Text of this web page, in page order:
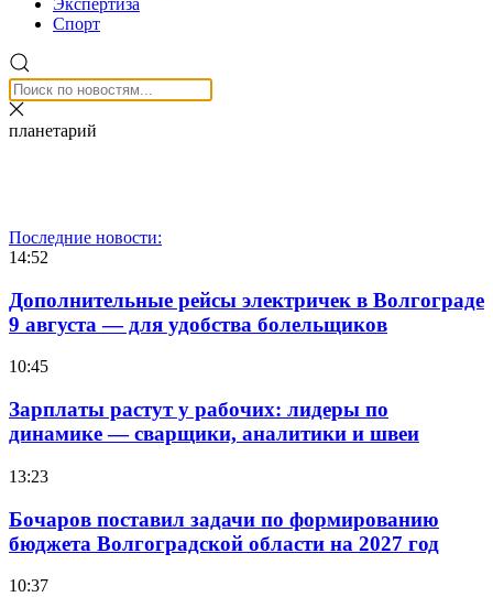
Экспертиза
Спорт
планетарий
Последние новости:
14:52
Дополнительные рейсы электричек в Волгограде
9 августа — для удобства болельщиков
10:45
Зарплаты растут у рабочих: лидеры по
динамике — сварщики, аналитики и швеи
13:23
Бочаров поставил задачи по формированию
бюджета Волгоградской области на 2027 год
10:37